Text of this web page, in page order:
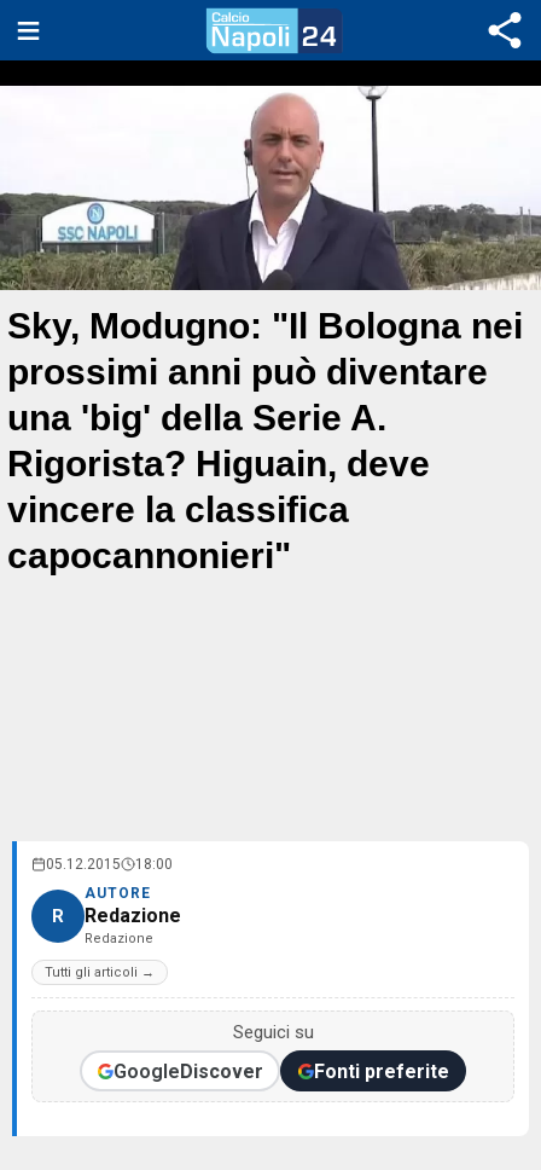
Sky, Modugno: "Il Bologna nei
prossimi anni può diventare
una 'big' della Serie A.
Rigorista? Higuain, deve
vincere la classifica
capocannonieri"
05.12.2015 18:00
R
AUTORE
Redazione
Redazione
Tutti gli articoli →
Seguici su
GoogleDiscover Fonti preferite